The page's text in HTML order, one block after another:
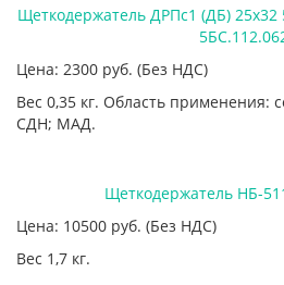
Щеткодержатель ДРПс1 (ДБ) 25х32
Цена: 2300 руб. (Без НДС)
Вес 0,35 кг. Область
СДН; МАД.
Щеткодержатель НБ-
Цена: 10500 руб. (Без НДС)
Вес 1,7 кг.